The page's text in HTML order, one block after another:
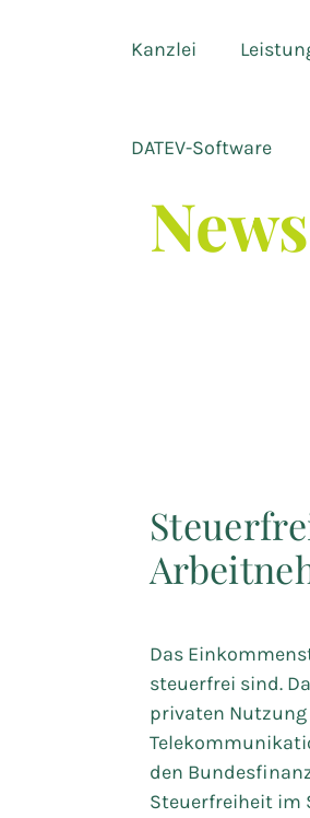
Kanzlei
DATEV-Software
Das
steuerfrei sind.
privaten
den
Steuerfreiheit im